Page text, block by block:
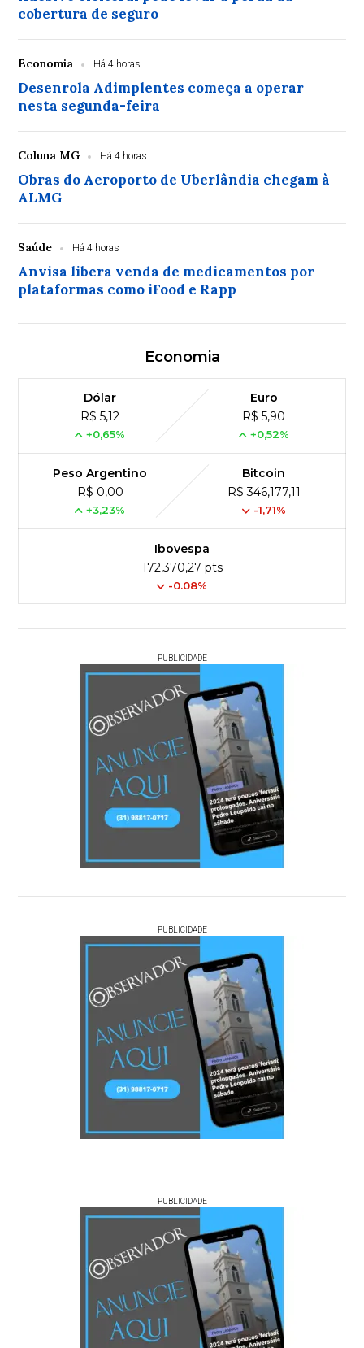
cobertura de seguro
Economia Há 4 horas
Desenrola Adimplentes começa a operar
nesta segunda-feira
Coluna MG Há 4 horas
Obras do Aeroporto de Uberlândia chegam à
ALMG
Saúde Há 4 horas
Anvisa libera venda de medicamentos por
plataformas como iFood e Rapp
Economia
Dólar
R$ 5,12
+0,65%
Euro
R$ 5,90
+0,52%
Peso Argentino
R$ 0,00
+3,23%
Bitcoin
R$ 346,177,11
-1,71%
Ibovespa
172,370,27 pts
-0.08%
PUBLICIDADE
PUBLICIDADE
PUBLICIDADE